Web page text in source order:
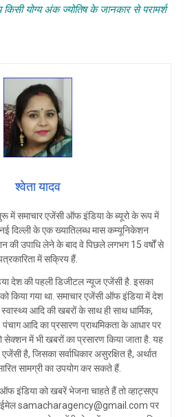
किसी योग्य अंक ज्योतिष के जानकार से परामर्श
श्वेता यादव
में समाचार एजेंसी ऑफ इंडिया के ब्यूरो के रूप में
नई दिल्ली के एक ख्यातिलब्ध मास कम्यूनिकेशन
की उपाधि लेने के बाद वे पिछले लगभग 15 वर्षों से
में सक्रिय हैं.
देश की पहली डिजीटल न्यूज एजेंसी है. इसका
किया गया था. समाचार एजेंसी ऑफ इंडिया में देश
स्वास्थ्य आदि की खबरों के साथ ही साथ धार्मिक,
आदि का प्रसारण प्राथमिकता के आधार पर
सेक्शन में भी खबरों का प्रसारण किया जाता है. यह
है, जिसका सर्वाधिकार असुरक्षित है, अर्थात
सामग्री का उपयोग कर सकते हैं.
इंडिया को खबरें भेजना चाहते हैं तो व्हाट्सएप
samacharagency@gmail.com पर